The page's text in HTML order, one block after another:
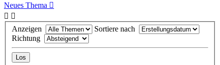
Neues Thema
Anzeigen
Sortiere nach
Richtung